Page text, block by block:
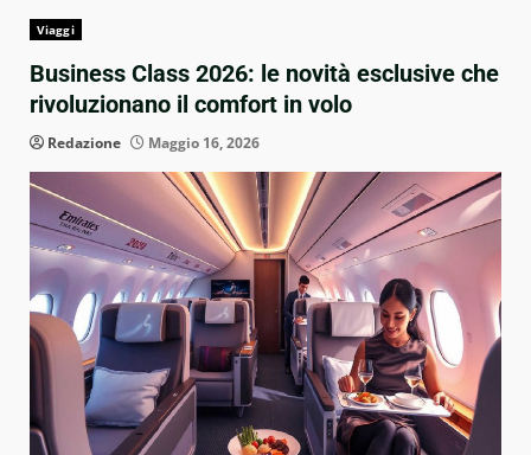
Viaggi
Business Class 2026: le novità esclusive che
rivoluzionano il comfort in volo
Redazione Maggio 16, 2026